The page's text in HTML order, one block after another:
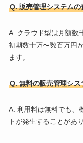
Q. 販売管理システム
A. クラウド型は月額数
初期数十万〜数百万円
ます。
Q. 無料の販売管理シ
A. 利用料は無料でも、
トが発生することがあ